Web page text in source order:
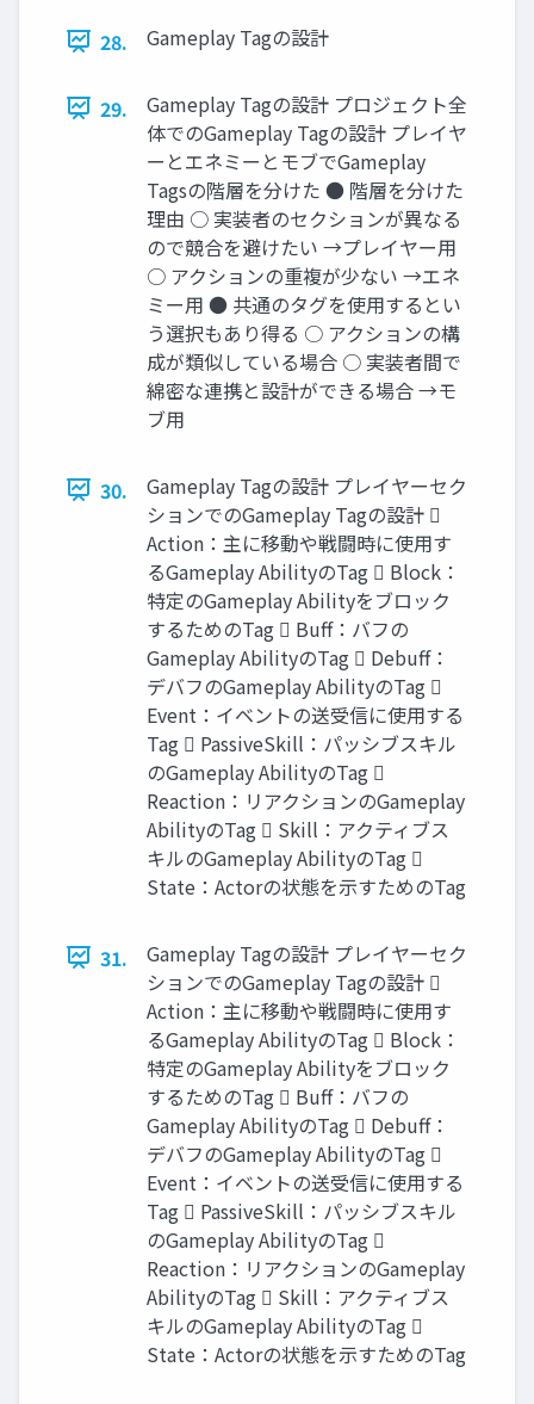
28. Gameplay Tagの設計
29.
Gameplay Tagの設計 プロジェクト全
体でのGameplay Tagの設計 プレイヤ
ーとエネミーとモブでGameplay
Tagsの階層を分けた ● 階層を分けた
理由 ○ 実装者のセクションが異なる
ので競合を避けたい →プレイヤー用
○ アクションの重複が少ない →エネ
ミー用 ● 共通のタグを使用するとい
う選択もあり得る ○ アクションの構
成が類似している場合 ○ 実装者間で
綿密な連携と設計ができる場合 →モ
ブ用
30.
Gameplay Tagの設計 プレイヤーセク
ションでのGameplay Tagの設計 
Action：主に移動や戦闘時に使用す
るGameplay AbilityのTag  Block：
特定のGameplay Abilityをブロック
するためのTag  Buff：バフの
Gameplay AbilityのTag  Debuff：
デバフのGameplay AbilityのTag 
Event：イベントの送受信に使用する
Tag  PassiveSkill：パッシブスキル
のGameplay AbilityのTag 
Reaction：リアクションのGameplay
AbilityのTag  Skill：アクティブス
キルのGameplay AbilityのTag 
State：Actorの状態を示すためのTag
31.
Gameplay Tagの設計 プレイヤーセク
ションでのGameplay Tagの設計 
Action：主に移動や戦闘時に使用す
るGameplay AbilityのTag  Block：
特定のGameplay Abilityをブロック
するためのTag  Buff：バフの
Gameplay AbilityのTag  Debuff：
デバフのGameplay AbilityのTag 
Event：イベントの送受信に使用する
Tag  PassiveSkill：パッシブスキル
のGameplay AbilityのTag 
Reaction：リアクションのGameplay
AbilityのTag  Skill：アクティブス
キルのGameplay AbilityのTag 
State：Actorの状態を示すためのTag